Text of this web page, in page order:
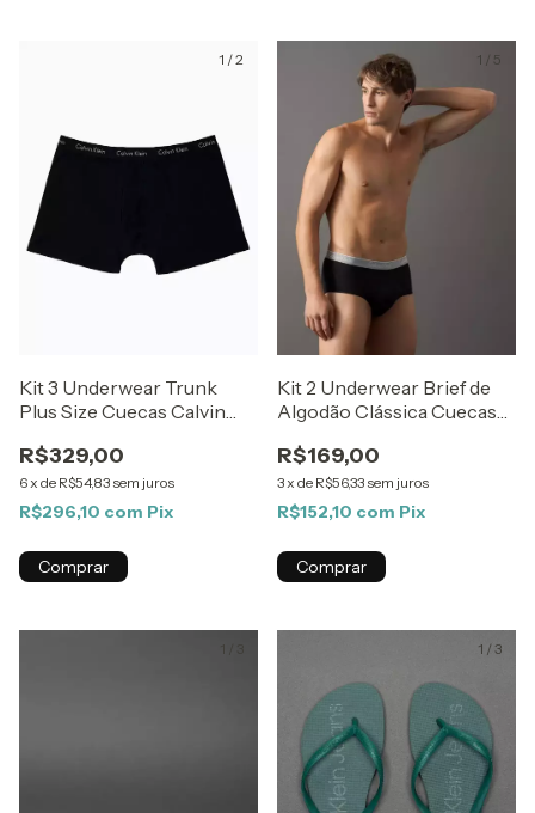
1 /2
Kit 3 Underwear Trunk
Plus Size Cuecas Calvin
R$329,00
6 x de R$54,83 sem juros
R$296,10 com Pix
Comprar
1 / 5
Kit 2 Underwear Brief de
Algodão Clássica Cuecas
R$169,00
3 x de R$56,33 sem juros
R$152,10 com Pix
Comprar
1 1 / 3